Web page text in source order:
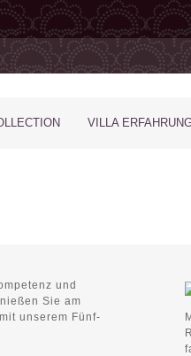
VILLA
und
Sie am
unserem Fünf-